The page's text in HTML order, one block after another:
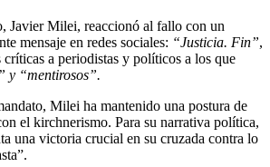
Javier Milei, reaccionó al fallo con un
mensaje en redes sociales: “Justicia. Fin”,
críticas a periodistas y políticos a los que
y “mentirosos”.
Milei ha mantenido una postura de
el kirchnerismo. Para su narrativa política,
una victoria crucial en su cruzada contra lo